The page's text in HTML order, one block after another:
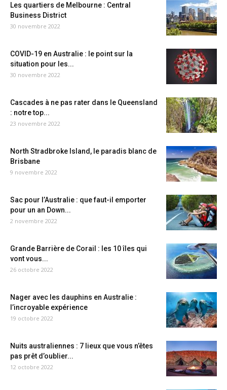
Les quartiers de Melbourne : Central
Business District
30 novembre 2022
COVID-19 en Australie : le point sur la
situation pour les...
30 novembre 2022
Cascades à ne pas rater dans le Queensland
: notre top...
23 novembre 2022
North Stradbroke Island, le paradis blanc de
Brisbane
9 novembre 2022
Sac pour l’Australie : que faut-il emporter
pour un an Down...
2 novembre 2022
Grande Barrière de Corail : les 10 îles qui
vont vous...
26 octobre 2022
Nager avec les dauphins en Australie :
l’incroyable expérience
19 octobre 2022
Nuits australiennes : 7 lieux que vous n’êtes
pas prêt d’oublier...
12 octobre 2022